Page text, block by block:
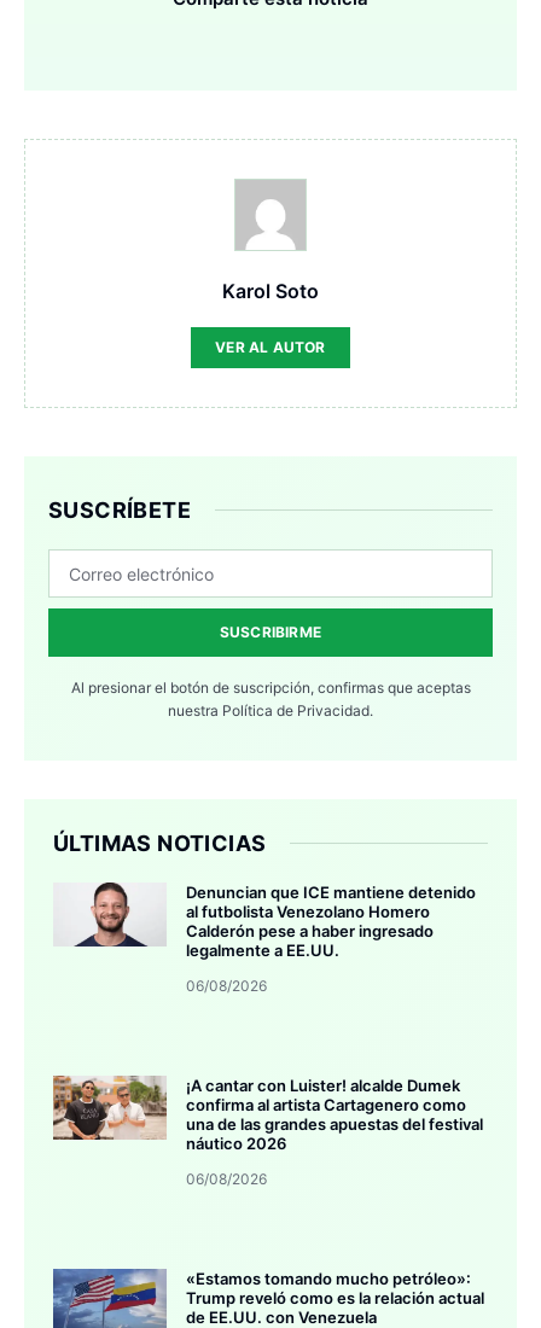
Karol Soto
VER AL AUTOR
SUSCRÍBETE
SUSCRIBIRME
Al presionar el botón de suscripción, confirmas que aceptas
nuestra Política de Privacidad.
ÚLTIMAS NOTICIAS
Denuncian que ICE mantiene detenido
al futbolista Venezolano Homero
Calderón pese a haber ingresado
legalmente a EE.UU.
06/08/2026
¡A cantar con Luister! alcalde Dumek
confirma al artista Cartagenero como
una de las grandes apuestas del festival
náutico 2026
06/08/2026
«Estamos tomando mucho petróleo»:
Trump reveló como es la relación actual
de EE.UU. con Venezuela